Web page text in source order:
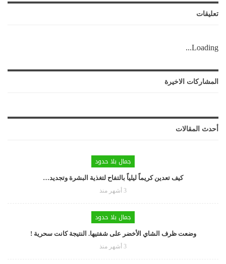
تعليقات
Loading...
المشاركات الاخيرة
أحدث المقالات
جمال بلا حدود
كيف تعدين كريماً ليلياً بالتفاح لتغذية البشرة وتجديد…
3 أشهر منذ
جمال بلا حدود
وضعت ظرف الشاي الأخضر على شفتيها. النتيجة كانت سحرية !
3 أشهر منذ